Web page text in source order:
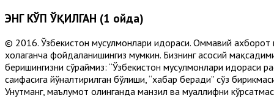
ЭНГ КЎП ЎҚИЛГАН (1 ойда)
© 2016. Ўзбекистон мусулмонлари идораси. Оммавий ахборот
хоҳлаганча фойдаланишингиз мумкин. Бизнинг асосий
беришингизни сўраймиз: “Ўзбекистон мусулмонлари идораси
саҳифасига йўналтирилган бўлиши, “хабар беради” сўз
Унутманг, маълумот олинганда манзил ва муаллифни